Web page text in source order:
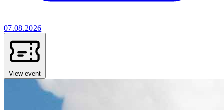
07.08.2026
View event